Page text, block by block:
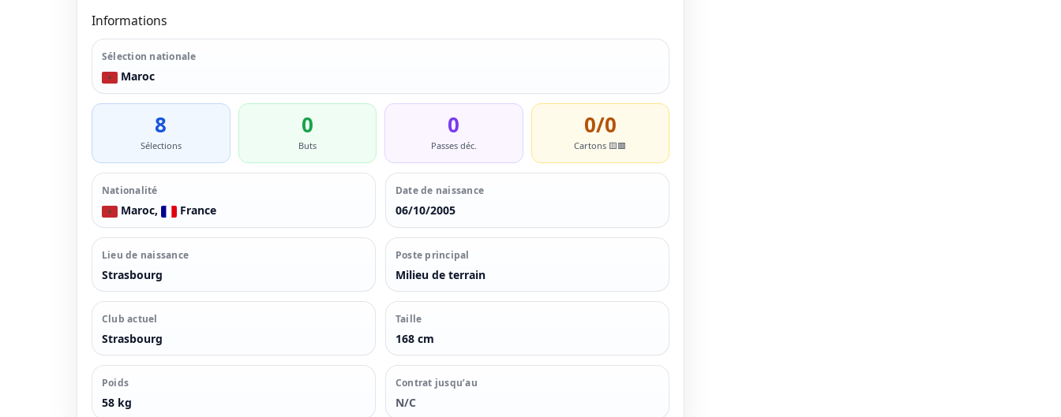
Informations
Sélection nationale
Maroc
8
Sélections
0
Buts
0
Passes déc.
0/0
Cartons 🟨🟥
Nationalité
Maroc, France
Date de naissance
06/10/2005
Lieu de naissance
Strasbourg
Poste principal
Milieu de terrain
Club actuel
Strasbourg
Taille
168 cm
Poids
58 kg
Contrat jusqu’au
N/C